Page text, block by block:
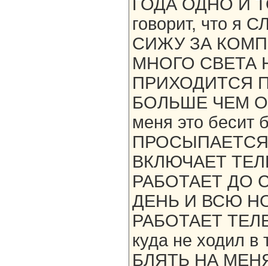
ГОДА ОДНО И
говорит, что
СИЖУ ЗА
МНОГО СВЕТА
ПРИХОДИТСЯ
БОЛЬШЕ ЧЕМ
меня это бесит
ПРОСЫПАЕТСЯ
ВКЛЮЧАЕТ
РАБОТАЕТ ДО
ДЕНЬ И ВСЮ
РАБОТАЕТ
куда не ходил
БЛЯТЬ НА